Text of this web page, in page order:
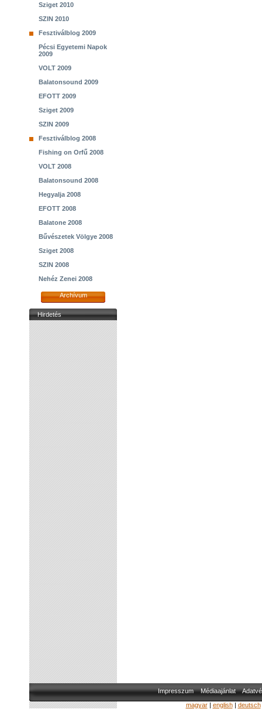
Sziget 2010
SZIN 2010
Fesztiválblog 2009
Pécsi Egyetemi Napok
2009
VOLT 2009
Balatonsound 2009
EFOTT 2009
Sziget 2009
SZIN 2009
Fesztiválblog 2008
Fishing on Orfű 2008
VOLT 2008
Balatonsound 2008
Hegyalja 2008
EFOTT 2008
Balatone 2008
Bűvészetek Völgye 2008
Sziget 2008
SZIN 2008
Nehéz Zenei 2008
Archívum
Hirdetés
Impresszum Médiaajánlat
magyar| english| deutsch